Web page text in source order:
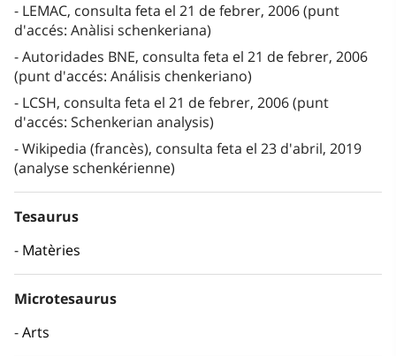
LEMAC, consulta feta el 21 de febrer, 2006 (punt
d'accés: Anàlisi schenkeriana)
Autoridades BNE, consulta feta el 21 de febrer, 2006
(punt d'accés: Análisis chenkeriano)
LCSH, consulta feta el 21 de febrer, 2006 (punt
d'accés: Schenkerian analysis)
Wikipedia (francès), consulta feta el 23 d'abril, 2019
(analyse schenkérienne)
Tesaurus
Matèries
Microtesaurus
Arts